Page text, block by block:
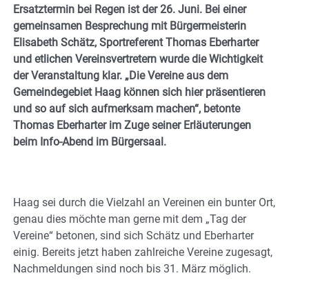
Ersatztermin bei Regen ist der 26. Juni. Bei einer
gemeinsamen Besprechung mit Bürgermeisterin
Elisabeth Schätz, Sportreferent Thomas Eberharter
und etlichen Vereinsvertretern wurde die Wichtigkeit
der Veranstaltung klar. „Die Vereine aus dem
Gemeindegebiet Haag können sich hier präsentieren
und so auf sich aufmerksam machen“, betonte
Thomas Eberharter im Zuge seiner Erläuterungen
beim Info-Abend im Bürgersaal.
Haag sei durch die Vielzahl an Vereinen ein bunter Ort,
genau dies möchte man gerne mit dem „Tag der
Vereine“ betonen, sind sich Schätz und Eberharter
einig. Bereits jetzt haben zahlreiche Vereine zugesagt,
Nachmeldungen sind noch bis 31. März möglich.